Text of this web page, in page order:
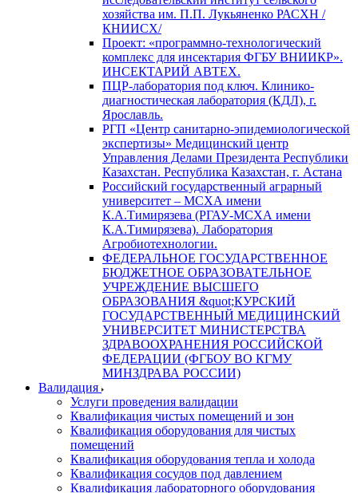
хозяйства им. П.П. Лукьяненко РАСХН /
КНИИСХ/
Проект: «программно-технологический
комплекс для инсектария ФГБУ ВНИИКР».
ИНСЕКТАРИЙ АВТЕХ.
ПЦР-лаборатория под ключ. Клинико-
диагностическая лаборатория (КДЛ), г.
Ярославль.
РГП «Центр санитарно-эпидемиологической
экспертизы» Медицинский центр
Управления Делами Президента Республики
Казахстан. Республика Казахстан, г. Астана
Российский государственный аграрный
университет – МСХА имени
К.А.Тимирязева (РГАУ-МСХА имени
К.А.Тимирязева). Лаборатория
Агробиотехнологии.
ФЕДЕРАЛЬНОЕ ГОСУДАРСТВЕННОЕ
БЮДЖЕТНОЕ ОБРАЗОВАТЕЛЬНОЕ
УЧРЕЖДЕНИЕ ВЫСШЕГО
ОБРАЗОВАНИЯ &quot;КУРСКИЙ
ГОСУДАРСТВЕННЫЙ МЕДИЦИНСКИЙ
УНИВЕРСИТЕТ МИНИСТЕРСТВА
ЗДРАВООХРАНЕНИЯ РОССИЙСКОЙ
ФЕДЕРАЦИИ (ФГБОУ ВО КГМУ
МИНЗДРАВА РОССИИ)
Валидация
Услуги проведения валидации
Квалификация чистых помещений и зон
Квалификация оборудования для чистых
помещений
Квалификация оборудования тепла и холода
Квалификация сосудов под давлением
Квалификация лабораторного оборудования